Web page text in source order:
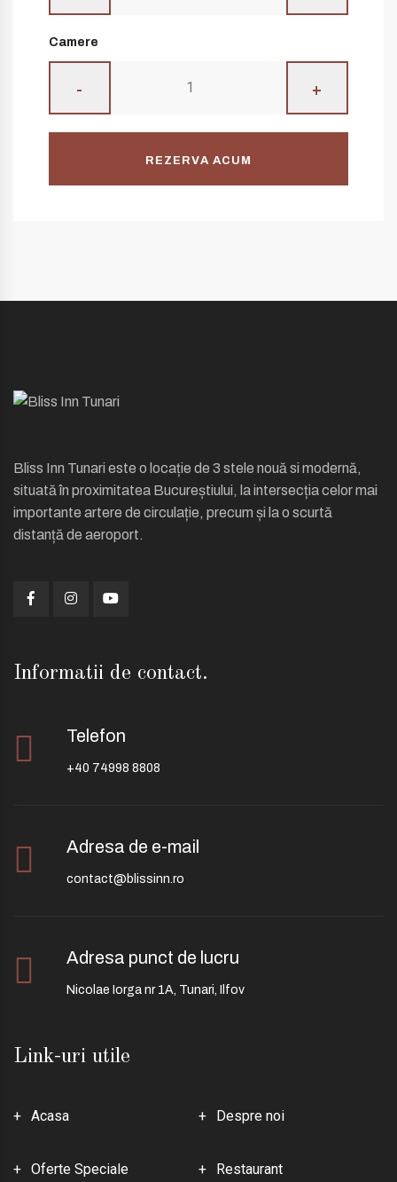
Camere
- +
REZERVA ACUM
Bliss Inn Tunari este o locație de 3 stele nouă si modernă,
situată în proximitatea Bucureștiului, la intersecția celor mai
importante artere de circulație, precum și la o scurtă
distanță de aeroport.
Link-uri utile
Acasa Despre noi
Oferte Speciale Restaurant
Informatii de contact.
Telefon
+40 74998 8808
Adresa de e-mail
contact@blissinn.ro
Adresa punct de lucru
Nicolae Iorga nr 1A, Tunari, Ilfov